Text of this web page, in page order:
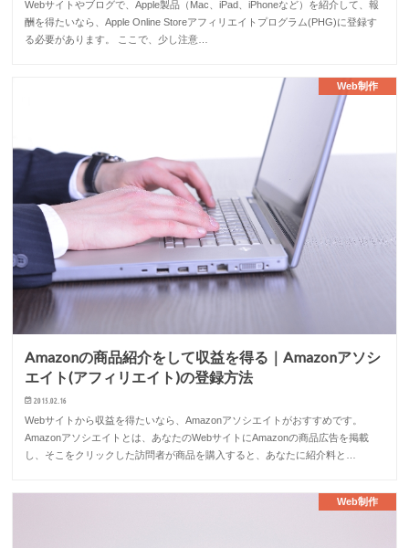
Webサイトやブログで、Apple製品（Mac、iPad、iPhoneなど）を紹介して、報
酬を得たいなら、Apple Online Storeアフィリエイトプログラム(PHG)に登録す
る必要があります。 ここで、少し注意…
Web制作
Amazonの商品紹介をして収益を得る｜Amazonアソシ
エイト(アフィリエイト)の登録方法
2015.02.16
Webサイトから収益を得たいなら、Amazonアソシエイトがおすすめです。
Amazonアソシエイトとは、あなたのWebサイトにAmazonの商品広告を掲載
し、そこをクリックした訪問者が商品を購入すると、あなたに紹介料と…
Web制作